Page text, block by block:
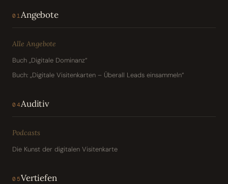
01 Angebote
Alle Angebote
Buch „Digitale Dominanz“
Buch: „Digitale Visitenkarten – Überall Leads einsammeln“
04Auditiv
Podcasts
Die Kunst der digitalen Visitenkarte
05Vertiefen